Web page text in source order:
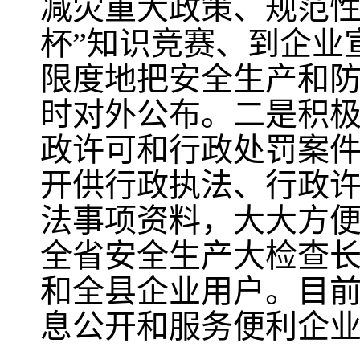
减灾重大政策、规范
杯”知识竞赛、到企
限度地把安全生产和
时对外公布。二是积
政许可和行政处罚案
开供行政执法、行政
法事项资料，大大方
全省安全生产大检查
和全县企业用户。目
息公开和服务便利企